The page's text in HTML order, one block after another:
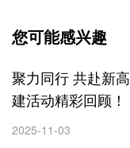
您可能感兴趣
聚力同行 共赴新
建活动精彩回顾！
2025-11-03